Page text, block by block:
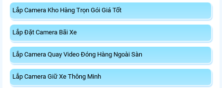
Lắp Camera Kho Hàng Trọn Gói Giá Tốt
Lắp Đặt Camera Bãi Xe
Lắp Camera Quay Video Đóng Hàng Ngoài Sàn
Lắp Camera Giữ Xe Thông Minh